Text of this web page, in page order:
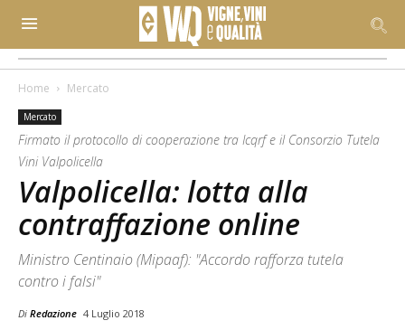
Home Mercato
Mercato
Firmato il protocollo di cooperazione tra Icqrf e il Consorzio Tutela
Vini Valpolicella
Valpolicella: lotta alla
contraffazione online
Ministro Centinaio (Mipaaf): "Accordo rafforza tutela
contro i falsi"
Di Redazione 4 Luglio 2018